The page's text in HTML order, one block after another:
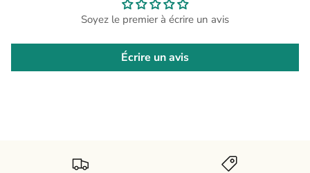
Soyez le premier à écrire un avis
Écrire un avis